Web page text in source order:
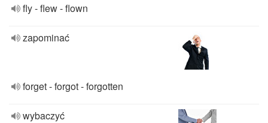
fly - flew - flown
zapominać
forget - forgot - forgotten
wybaczyć